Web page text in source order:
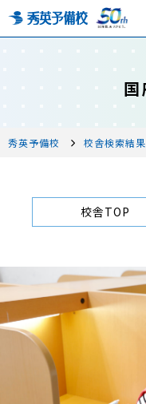
秀英予備校 校舎検索結
校舎TOP